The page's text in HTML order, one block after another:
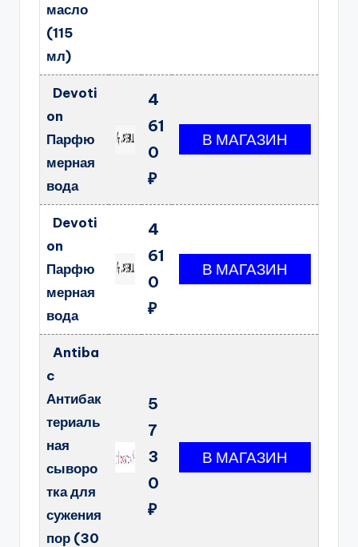
масло
(115
мл)
Devoti
on
Парфю
мерная
вода
4
61
0
₽
Devoti
on
Парфю
мерная
вода
4
61
0
₽
Antiba
c
Антибак
териаль
ная
сыворо
тка для
сужения
пор (30
5
7
3
0
₽